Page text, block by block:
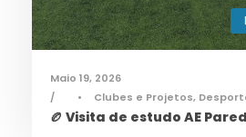
Maio 19, 2026
•
Clubes e Projetos,
🏉 Visita de estudo AE